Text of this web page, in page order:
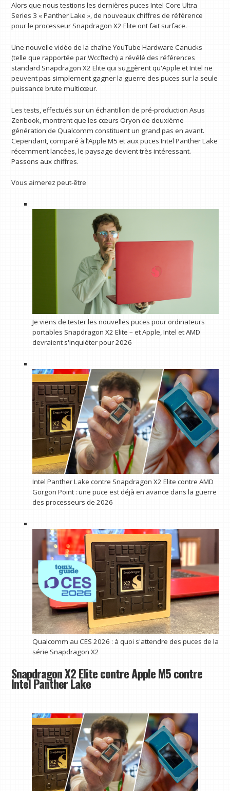
Alors que nous testions les dernières puces Intel Core Ultra
Series 3 « Panther Lake », de nouveaux chiffres de référence
pour le processeur Snapdragon X2 Elite ont fait surface.
Une nouvelle vidéo de la chaîne YouTube Hardware Canucks
(telle que rapportée par Wccftech) a révélé des références
standard Snapdragon X2 Elite qui suggèrent qu'Apple et Intel ne
peuvent pas simplement gagner la guerre des puces sur la seule
puissance brute multicœur.
Les tests, effectués sur un échantillon de pré-production Asus
Zenbook, montrent que les cœurs Oryon de deuxième
génération de Qualcomm constituent un grand pas en avant.
Cependant, comparé à l’Apple M5 et aux puces Intel Panther Lake
récemment lancées, le paysage devient très intéressant.
Passons aux chiffres.
Vous aimerez peut-être
Je viens de tester les nouvelles puces pour ordinateurs
portables Snapdragon X2 Elite – et Apple, Intel et AMD
devraient s'inquiéter pour 2026
Intel Panther Lake contre Snapdragon X2 Elite contre AMD
Gorgon Point : une puce est déjà en avance dans la guerre
des processeurs de 2026
Qualcomm au CES 2026 : à quoi s'attendre des puces de la
série Snapdragon X2
Snapdragon X2 Elite contre Apple M5 contre
Intel Panther Lake